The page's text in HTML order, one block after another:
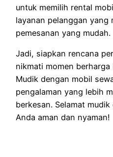
untuk memilih rental
layanan pelanggan yang
pemesanan yang mudah.
Jadi, siapkan rencana
nikmati momen berharga
Mudik dengan mobil
pengalaman yang lebih
berkesan. Selamat
Anda aman dan nyaman!